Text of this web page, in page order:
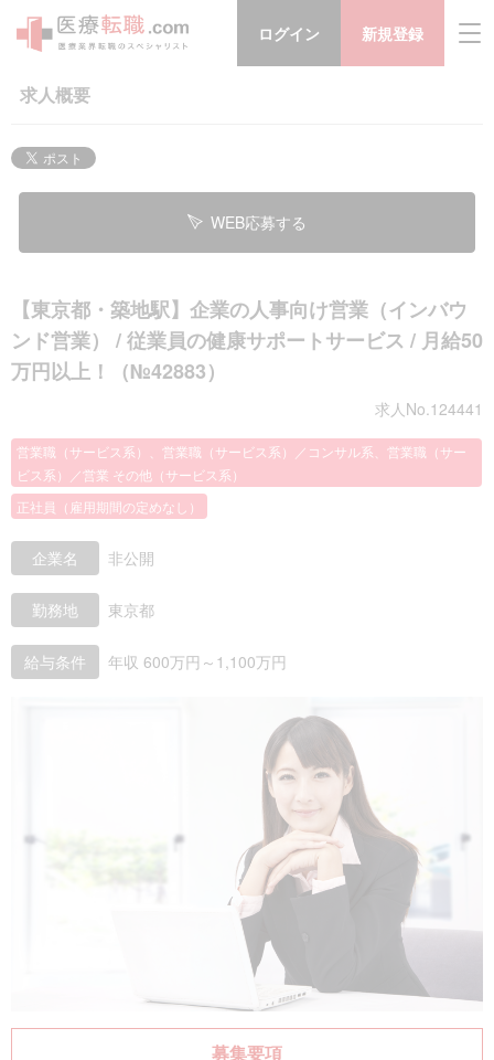
ログイン 新規登録
求人概要
WEB応募する
【東京都・築地駅】企業の人事向け営業（インバウ
ンド営業） / 従業員の健康サポートサービス / 月給50
万円以上！（№42883）
求人No.124441
営業職（サービス系）、営業職（サービス系）／コンサル系、営業職（サー
ビス系）／営業 その他（サービス系）
正社員（雇用期間の定めなし）
企業名 非公開
勤務地 東京都
給与条件 年収 600万円～1,100万円
募集要項